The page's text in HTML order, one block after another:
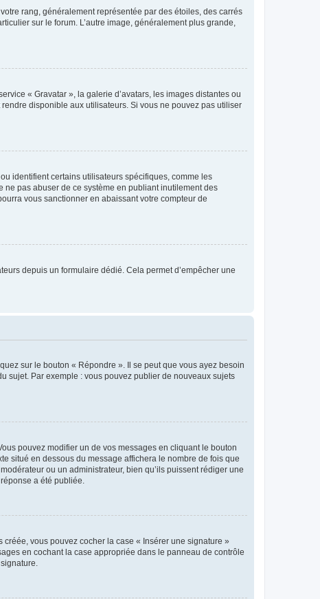
rang, généralement représentée par des étoiles, des carrés
sur le forum. L’autre image, généralement plus grande,
« Gravatar », la galerie d’avatars, les images distantes ou
disponible aux utilisateurs. Si vous ne pouvez pas utiliser
identifient certains utilisateurs spécifiques, comme les
ne pas abuser de ce système en publiant inutilement des
vous sanctionner en abaissant votre compteur de
depuis un formulaire dédié. Cela permet d’empêcher une
sur le bouton « Répondre ». Il se peut que vous ayez besoin
sujet. Par exemple : vous pouvez publier de nouveaux sujets
pouvez modifier un de vos messages en cliquant le bouton
situé en dessous du message affichera le nombre de fois que
ou un administrateur, bien qu’ils puissent rédiger une
a été publiée.
vous pouvez cocher la case « Insérer une signature »
en cochant la case appropriée dans le panneau de contrôle